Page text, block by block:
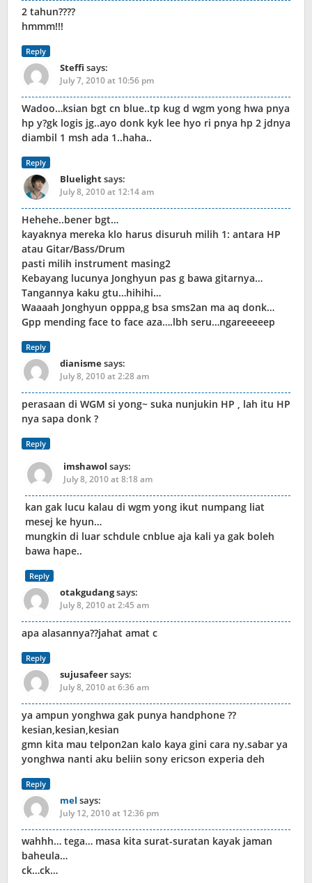
2 tahun????
hmmm!!!
Reply
Steffi says:
July 7, 2010 at 10:56 pm
Wadoo…ksian bgt cn blue..tp kug d wgm yong hwa pnya
hp y?gk logis jg..ayo donk kyk lee hyo ri pnya hp 2 jdnya
diambil 1 msh ada 1..haha..
Reply
Bluelightsays:
July 8, 2010 at 12:14 am
Hehehe..bener bgt…
kayaknya mereka klo harus disuruh milih 1: antara HP
atau Gitar/Bass/Drum
pasti milih instrument masing2
Kebayang lucunya Jonghyun pas g bawa gitarnya…
Tangannya kaku gtu…hihihi…
Waaaah Jonghyun opppa,g bsa sms2an ma aq donk…
Gpp mending face to face aza….lbh seru…ngareeeeep
Reply
dianismesays:
July 8, 2010 at 2:28 am
perasaan di WGM si yong~ suka nunjukin HP , lah itu HP
nya sapa donk ?
Reply
imshawol says:
July 8, 2010 at 8:18 am
kan gak lucu kalau di wgm yong ikut numpang liat
mesej ke hyun…
mungkin di luar schdule cnblue aja kali ya gak boleh
bawa hape..
Reply
otakgudangsays:
July 8, 2010 at 2:45 am
apa alasannya??jahat amat c
Reply
sujusafeersays:
July 8, 2010 at 6:36 am
ya ampun yonghwa gak punya handphone ??
kesian,kesian,kesian
gmn kita mau telpon2an kalo kaya gini cara ny.sabar ya
yonghwa nanti aku beliin sony ericson experia deh
Reply
mel says:
July 12, 2010 at 12:36 pm
wahhh… tega… masa kita surat-suratan kayak jaman
baheula…
ck…ck…